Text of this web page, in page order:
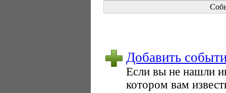
Добавить
Если вы не нашли
котором вам